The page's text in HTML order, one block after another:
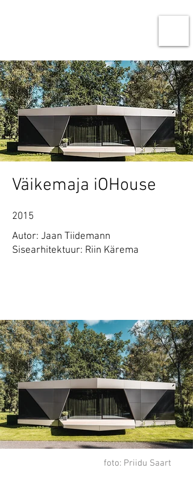
Väikemaja iOHouse
2015
Autor: Jaan Tiidemann
Sisearhitektuur: Riin Kärema
foto: Priidu Saart